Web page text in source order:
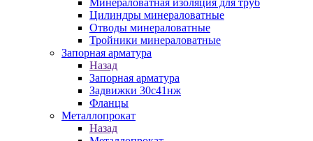
Минераловатная изоляция для труб
Цилиндры минераловатные
Отводы минераловатные
Тройники минераловатные
Запорная арматура
Назад
Запорная арматура
Задвижки 30с41нж
Фланцы
Металлопрокат
Назад